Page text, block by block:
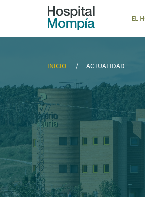
Navegación
Saltar al contenido
EL
Hospital Mompía
INICIO ACTUALIDAD